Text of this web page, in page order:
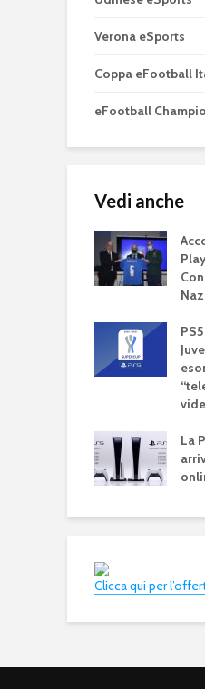
Verona eSports
Coppa eFootball
eFootball
Vedi anche
La
Clicca qui per